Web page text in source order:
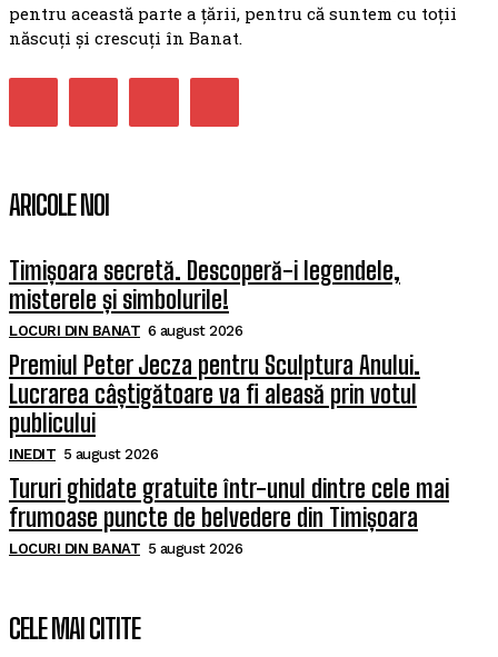
pentru această parte a țării, pentru că suntem cu toții
născuți și crescuți în Banat.
ARICOLE NOI
Timișoara secretă. Descoperă-i legendele,
misterele și simbolurile!
LOCURI DIN BANAT 6 august 2026
Premiul Peter Jecza pentru Sculptura Anului.
Lucrarea câștigătoare va fi aleasă prin votul
publicului
INEDIT 5 august 2026
Tururi ghidate gratuite într-unul dintre cele mai
frumoase puncte de belvedere din Timișoara
LOCURI DIN BANAT 5 august 2026
CELE MAI CITITE